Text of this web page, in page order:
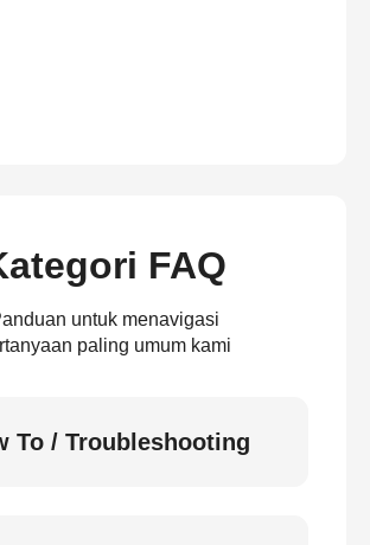
FAQ
untuk menavigasi
paling umum kami
To / Troubleshooting